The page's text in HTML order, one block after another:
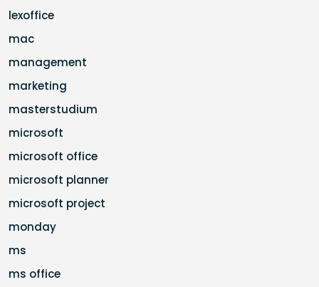
lexoffice
mac
management
marketing
masterstudium
microsoft
microsoft office
microsoft planner
microsoft project
monday
ms
ms office